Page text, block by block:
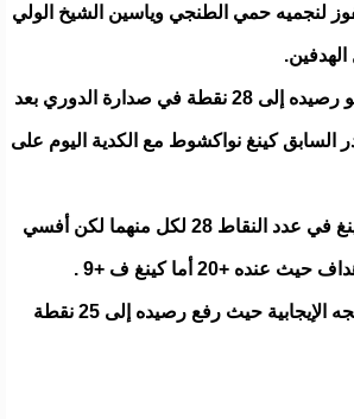
لنجميه حمي الطنجي وياسين الشيخ الولي
الهدفين.
وبهذا النتيجة رفع نواذيبو رصيده إلى 28 نقطة في صدارة الدوري بعد
السابق كينغ نواكشوط مع الكدية اليوم على
ويتساوى البرتقالي وكينغ في عدد النقاط 28 لكل منهما لكن أفسي
عنده +20 أما كينغ ف +9 .
بدوره واصل الكدية نتائجه الإيجابية حيث رفع رصيده إلى 25 نقطة